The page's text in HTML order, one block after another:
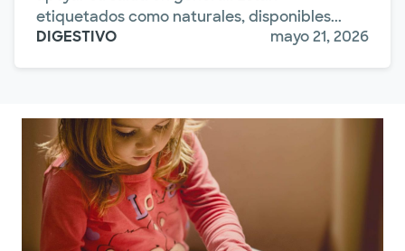
etiquetados como naturales, disponibles...
DIGESTIVO
mayo 21, 2026